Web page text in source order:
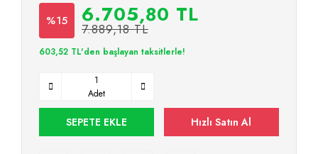
%15 6.705,80 TL
7.889,18 TL
603,52 TL'den başlayan taksitlerle!
Adet
SEPETE EKLE Hızlı Satın Al